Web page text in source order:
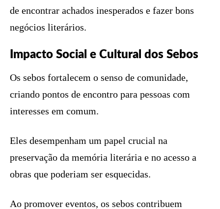
de encontrar achados inesperados e fazer bons
negócios literários.
Impacto Social e Cultural dos Sebos
Os sebos fortalecem o senso de comunidade,
criando pontos de encontro para pessoas com
interesses em comum.
Eles desempenham um papel crucial na
preservação da memória literária e no acesso a
obras que poderiam ser esquecidas.
Ao promover eventos, os sebos contribuem